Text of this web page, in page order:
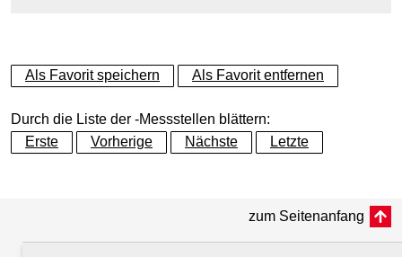
+
−
Als Favorit speichern Als Favorit entfernen
Durch die Liste der -Messstellen blättern:
Erste
Vorherige Nächste Letzte
zum Seitenanfang